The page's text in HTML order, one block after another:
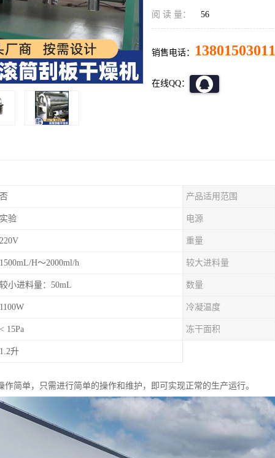
阅 读 量： 56
销售电话： 13801503011
在线QQ：
否 产品适用范围
实验 电源
220V 重量
1500mL/H～2000ml/h 较大进料量
较小进料量：50mL 数量
1100W 冷凝温度
< 15Pa 冻干面积
1.2升
作简单，只需进行简单的操作和维护，即可实现正常的生产运行。